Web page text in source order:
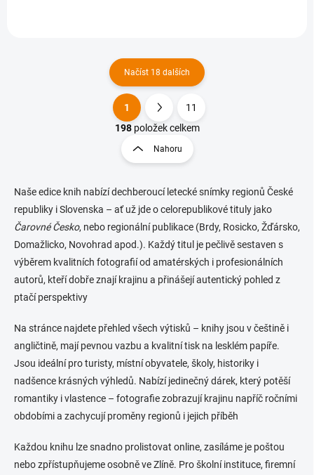
O
v
á
d
c
í
r
v
k
v
i
u
Načíst 18 dalších
S
t
r
á
k
o
v
á
n
í
1
11
198položek celkem
Nahoru
Naše edice knih nabízí dechberoucí letecké snímky regionů České
republiky i Slovenska – ať už jde o celorepublikové tituly jako
Čarovné Česko, nebo regionální publikace (Brdy, Rosicko, Žďársko,
Domažlicko, Novohrad apod.). Každý titul je pečlivě sestaven s
výběrem kvalitních fotografií od amatérských i profesionálních
autorů, kteří dobře znají krajinu a přinášejí autentický pohled z
ptačí perspektivy
Na stránce najdete přehled všech výtisků – knihy jsou v češtině i
angličtině, mají pevnou vazbu a kvalitní tisk na lesklém papíře.
Jsou ideální pro turisty, místní obyvatele, školy, historiky i
nadšence krásných výhledů. Nabízí jedinečný dárek, který potěší
romantiky i vlastence – fotografie zobrazují krajinu napříč ročními
obdobími a zachycují proměny regionů i jejich příběh
Každou knihu lze snadno prolistovat online, zasíláme je poštou
nebo zpřístupňujeme osobně ve Zlíně. Pro školní instituce, firemní